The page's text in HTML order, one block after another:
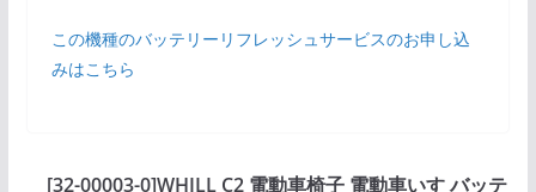
この機種のバッテリーリフレッシュサービスのお申し込
みはこちら
[32-00003-0]WHILL C2 電動車椅子 電動車いす バッテ